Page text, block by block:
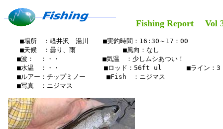
Fishing Report Vol
    ■場所　：軽井沢　湯川　  ■実釣時間：16:30～17：00
    ■天候　：曇り、雨   　    　　■風向：なし
■波：　：・・　　　　　 　■気温　：少しムシあつい！
■水温　：・・　　　　   　■ロッド：56ft ul   　　■ライン：3
■ルアー：チップミノー　　  ■Fish　：ニジマス
■写真　：ニジマス